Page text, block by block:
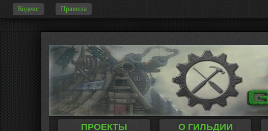
Кодекс Правила
ПРОЕКТЫ О ГИЛЬДИИ